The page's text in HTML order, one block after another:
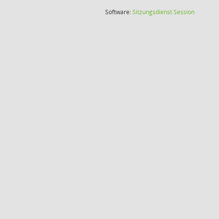
Software:SitzungsdienstSession(Wird in